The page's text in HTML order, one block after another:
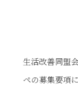
生活改善同盟
ペの募集要項